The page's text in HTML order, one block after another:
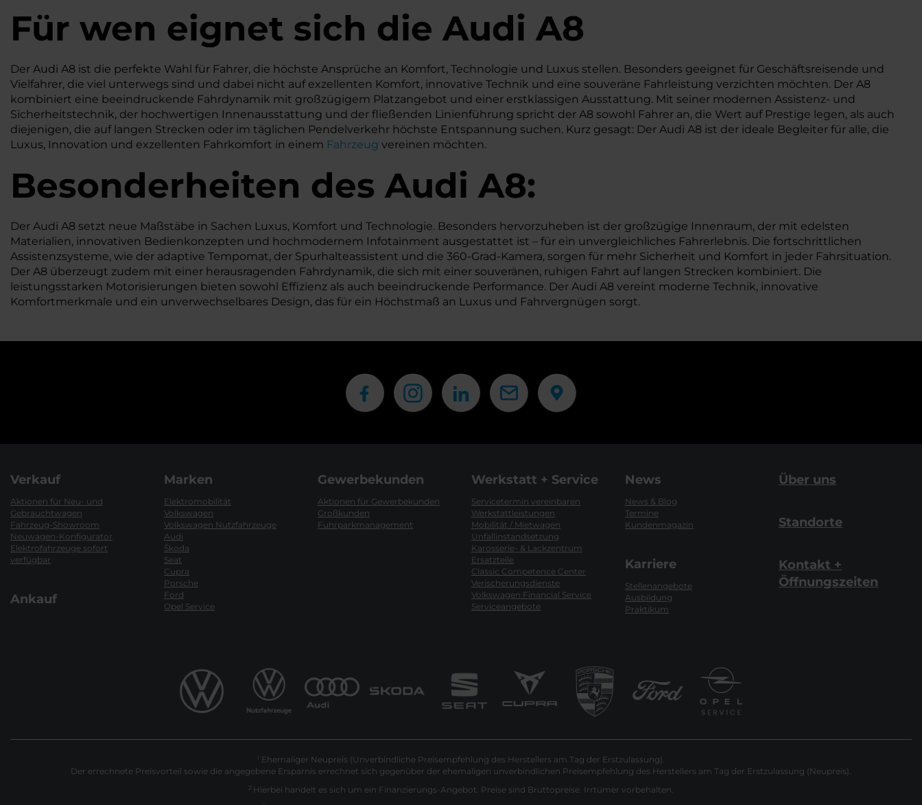
Für wen eignet sich die Audi A8
Der Audi A8 ist die perfekte Wahl für Fahrer, die höchste Ansprüche an Komfort, Technologie und Luxus stellen. Besonders geeignet für Geschäftsreisende und
Vielfahrer, die viel unterwegs sind und dabei nicht auf exzellenten Komfort, innovative Technik und eine souveräne Fahrleistung verzichten möchten. Der A8
kombiniert eine beeindruckende Fahrdynamik mit großzügigem Platzangebot und einer erstklassigen Ausstattung. Mit seiner modernen Assistenz- und
Sicherheitstechnik, der hochwertigen Innenausstattung und der fließenden Linienführung spricht der A8 sowohl Fahrer an, die Wert auf Prestige legen, als auch
diejenigen, die auf langen Strecken oder im täglichen Pendelverkehr höchste Entspannung suchen. Kurz gesagt: Der Audi A8 ist der ideale Begleiter für alle, die
Luxus, Innovation und exzellenten Fahrkomfort in einem Fahrzeug vereinen möchten.
Besonderheiten des Audi A8:
Der Audi A8 setzt neue Maßstäbe in Sachen Luxus, Komfort und Technologie. Besonders hervorzuheben ist der großzügige Innenraum, der mit edelsten
Materialien, innovativen Bedienkonzepten und hochmodernem Infotainment ausgestattet ist – für ein unvergleichliches Fahrerlebnis. Die fortschrittlichen
Assistenzsysteme, wie der adaptive Tempomat, der Spurhalteassistent und die 360-Grad-Kamera, sorgen für mehr Sicherheit und Komfort in jeder Fahrsituation.
Der A8 überzeugt zudem mit einer herausragenden Fahrdynamik, die sich mit einer souveränen, ruhigen Fahrt auf langen Strecken kombiniert. Die
leistungsstarken Motorisierungen bieten sowohl Effizienz als auch beeindruckende Performance. Der Audi A8 vereint moderne Technik, innovative
Komfortmerkmale und ein unverwechselbares Design, das für ein Höchstmaß an Luxus und Fahrvergnügen sorgt.
Verkauf
Aktionen für Neu- und
Gebrauchtwagen
Fahrzeug-Showroom
Neuwagen-Konfigurator
Elektrofahrzeuge sofort
verfügbar
Ankauf
Marken
Elektromobilität
Volkswagen
Volkswagen Nutzfahrzeuge
Audi
Škoda
Seat
Cupra
Porsche
Ford
Opel Service
Gewerbekunden
Aktionen für Gewerbekunden
Großkunden
Fuhrparkmanagement
Werkstatt + Service
Servicetermin vereinbaren
Werkstattleistungen
Mobilität / Mietwagen
Unfallinstandsetzung
Karosserie- & Lackzentrum
Ersatzteile
Classic Competence Center
Verischerungsdienste
Volkswagen Financial Service
Serviceangebote
News
News & Blog
Termine
Kundenmagazin
Karriere
Stellenangebote
Ausbildung
Praktikum
Über uns
Standorte
Kontakt +
Öffnungszeiten
1 Ehemaliger Neupreis (Unverbindliche Preisempfehlung des Herstellers am Tag der Erstzulassung).
Der errechnete Preisvorteil sowie die angegebene Ersparnis errechnet sich gegenüber der ehemaligen unverbindlichen Preisempfehlung des Herstellers am Tag der Erstzulassung (Neupreis).
2 Hierbei handelt es sich um ein Finanzierungs-Angebot. Preise sind Bruttopreise. Irrtümer vorbehalten.